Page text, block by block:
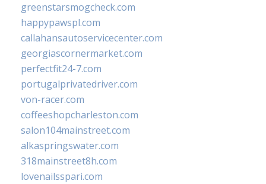
greenstarsmogcheck.com
happypawspl.com
callahansautoservicecenter.com
georgiascornermarket.com
perfectfit24-7.com
portugalprivatedriver.com
von-racer.com
coffeeshopcharleston.com
salon104mainstreet.com
alkaspringswater.com
318mainstreet8h.com
lovenailsspari.com